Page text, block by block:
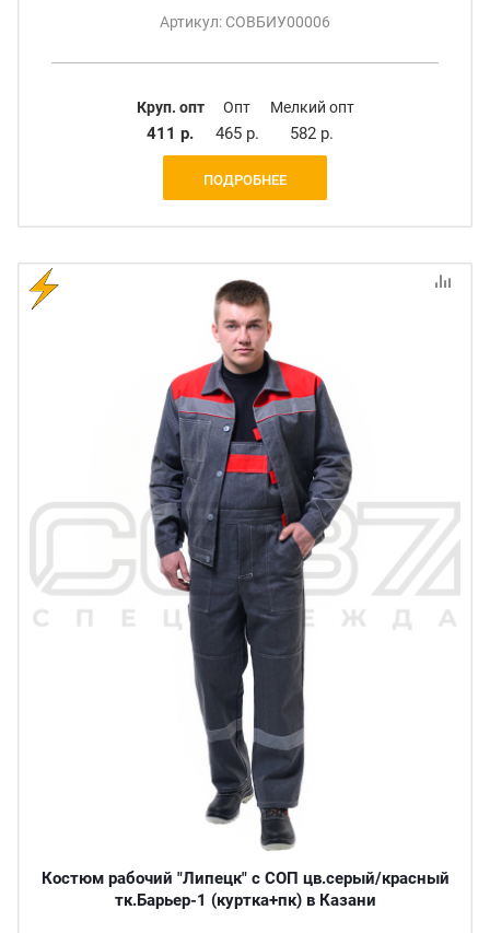
Артикул: СОВБИУ00006
Круп. опт
411 р.
Опт
465 р.
Мелкий опт
582 р.
ПОДРОБНЕЕ
Костюм рабочий "Липецк" с СОП цв.серый/красный
тк.Барьер-1 (куртка+пк) в Казани